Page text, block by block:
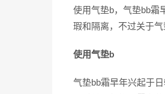
使用气垫b，气垫bb霜
瑕和隔离，不过关于
使用气垫b
气垫bb霜早年兴起于